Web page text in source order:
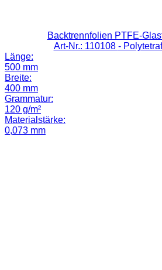
Backtrennfolien PTFE-
Art-Nr.: 110108 -
Länge:
500 mm
Breite:
400 mm
Grammatur:
120 g/m²
Materialstärke:
0,073 mm